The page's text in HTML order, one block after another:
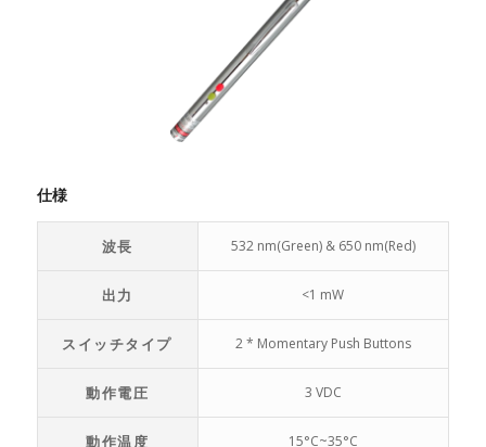
仕様
波長 532 nm(Green) & 650 nm(Red)
出力 <1 mW
スイッチタイプ 2 * Momentary Push Buttons
動作電圧 3 VDC
動作温度 15°C~35°C